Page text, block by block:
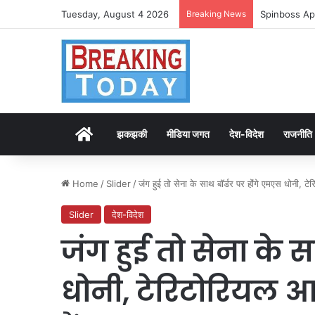
Tuesday, August 4 2026 Breaking News Spinboss
Homeझकझकी मीडिया जगत देश-विदेश राजनीति
Home / Slider /जंग हुई तो सेना के साथ बॉर्डर पर होंंगे एमएस धोनी,
Slider देश-विदेश
जंग हुई तो सेना के
धोनी,